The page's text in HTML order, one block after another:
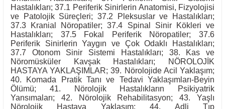
Hastalıkları; 37.1 Periferik Sinirlerin Anatomisi, Fizyolojisi
ve Patolojik Süreçleri; 37.2 Pleksuslar ve Hastalıkları;
37.3 Kranial Nöropatiler; 37.4 Spinal Sinir Kökleri ve
Hastalıkları; 37.5 Fokal Periferik Nöropatiler; 37.6
Periferik Sinirlerin Yaygın ve Çok Odaklı Hastalıkları;
37.7 Otonom Sinir Sistemi Hastalıkları; 38. Kas ve
Nöromüsküler Kavşak Hastalıkları; NÖROLOJİK
HASTAYA YAKLAŞIMLAR; 39. Nörolojide Acil Yaklaşım;
40. Komada Pratik Tanı ve Tedavi Yaklaşımları-Beyin
Ölümü; 41. Nörolojik Hastalıkların Psikiyatrik
Yansımaları; 42. Nörolojik Rehabilitasyon; 43. Yaşlı
Nörolojik Hastaya Yaklaşım; 44. Adli Tıp